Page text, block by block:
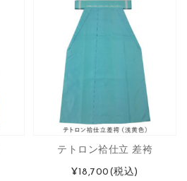
テトロン袷仕立 差袴
¥18,700 (税込)